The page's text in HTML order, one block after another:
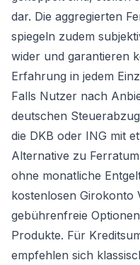
dar. Die aggregierten
spiegeln zudem
wider und garantieren
Erfahrung in jedem
Falls Nutzer nach
deutschen
die DKB oder ING mit
Alternative zu
ohne monatliche
kostenlosen Girokonto
gebührenfreie
Produkte. Für
empfehlen sich